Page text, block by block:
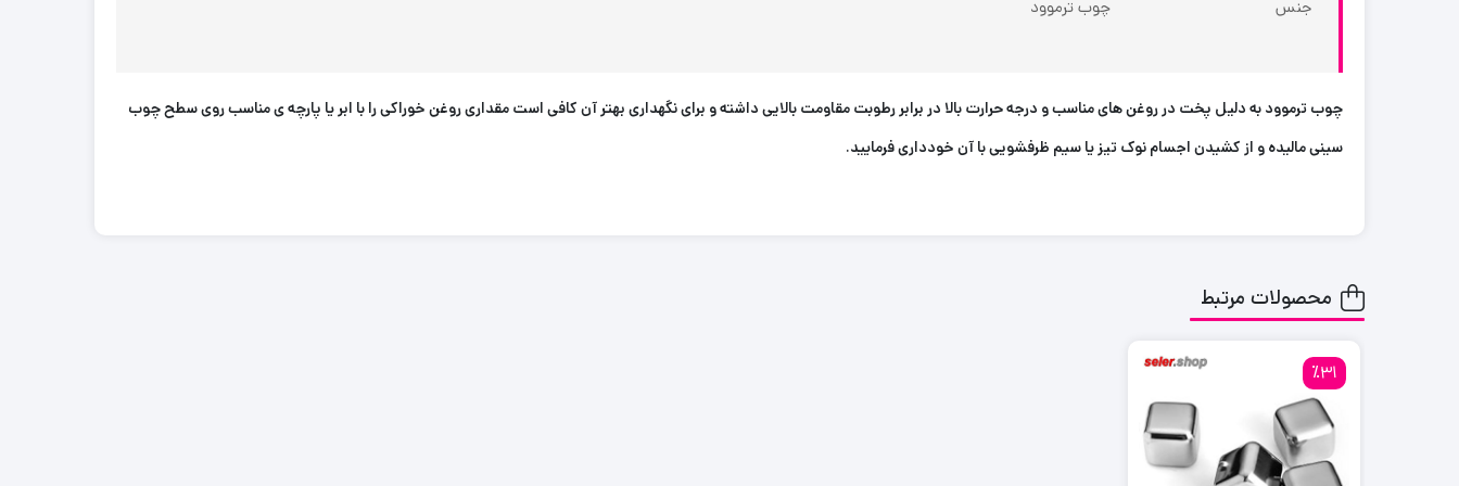
جنس چوب ترموود
چوب ترموود به دلیل پخت در روغن های مناسب و درجه حرارت بالا در برابر رطوبت مقاومت بالایی داشته و برای نگهداری بهتر آن کافی است مقداری روغن خوراکی را با ابر یا پارچه ی مناسب روی سطح چوب
سینی مالیده و از کشیدن اجسام نوک تیز یا سیم ظرفشویی با آن خودداری فرمایید.
محصولات مرتبط
٪31